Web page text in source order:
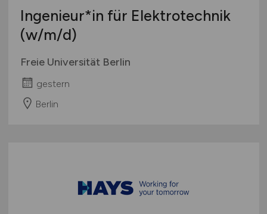
Ingenieur*in für Elektrotechnik
(w/m/d)
Freie Universität Berlin
gestern
Berlin